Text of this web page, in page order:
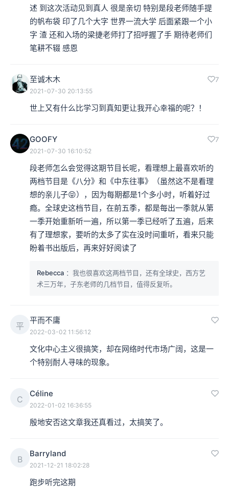
述 到这次活动见到真人 很是亲切 特别是段老师随手提
的帆布袋 印了几个大字 世界一流大学 后面紧跟一个小
字 渣 还和入场的梁捷老师打了招呼握了手 期待老师们
笔耕不辍 感恩
至诚木木 7
2021-07-30 20:13:55
世上又有什么比学习到真知更让我开心幸福的呢？！
GOOFY 7
2021-07-30 16:10:52
段老师怎么会觉得这期节目长呢，看理想上最喜欢听的
两档节目是《八分》和《中东往事》（虽然这不是看理
想的亲儿子😝），因为每期都是1个多小时，听着好过
瘾。全球史这档节目，在前五季，都是每出一季就从第
一季开始重新听一遍，所以第一季已经听了五遍，后来
有了理想家，要听的太多了实在没时间重听，看来只能
盼着书出版后，再来好好阅读了
Rebecca ：我也很喜欢这两档节目，还有全球史，西方艺
术三万年，子东老师的几档节目，值得反复听。
平
平而不庸
2022-03-02 11:56:12
文化中心主义很搞笑，却在网络时代市场广阔，这是一
个特别耐人寻味的现象。
C
Céline
2022-01-02 16:36:55
殷地安否这文章我还真看过，太搞笑了。
B
Barryland
2021-12-21 18:02:28
跑步听完这期